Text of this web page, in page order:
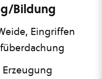
Bildung
Eingriffen
Erzeugung